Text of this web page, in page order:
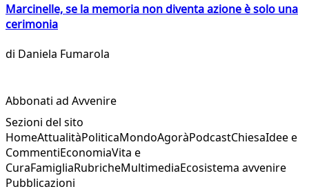
Marcinelle, se la memoria non diventa azione è solo una
cerimonia
di Daniela Fumarola
Abbonati ad Avvenire
Sezioni del sito
HomeAttualitàPoliticaMondoAgoràPodcastChiesaIdee e
CommentiEconomiaVita e
CuraFamigliaRubricheMultimediaEcosistema avvenire
Pubblicazioni